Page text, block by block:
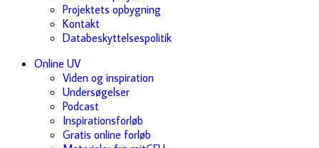
Projektets opbygning
Kontakt
Databeskyttelsespolitik
Online UV
Viden og inspiration
Undersøgelser
Podcast
Inspirationsforløb
Gratis online forløb